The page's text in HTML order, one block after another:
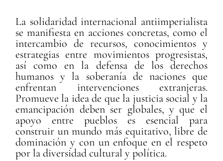
La solidaridad internacional antiimperialista
se manifiesta en acciones concretas, como el
intercambio de recursos, conocimientos y
estrategias entre movimientos progresistas,
así como en la defensa de los derechos
humanos y la soberanía de naciones que
enfrentan intervenciones extranjeras.
Promueve la idea de que la justicia social y la
emancipación deben ser globales, y que el
apoyo entre pueblos es esencial para
construir un mundo más equitativo, libre de
dominación y con un enfoque en el respeto
por la diversidad cultural y política.